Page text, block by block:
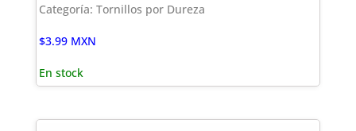
Categoría: Tornillos por Dureza
$3.99 MXN
En stock